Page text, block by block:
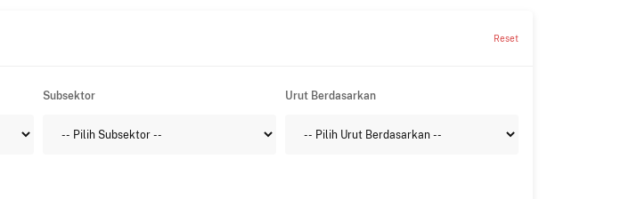
Reset
Subsektor Urut Berdasarkan